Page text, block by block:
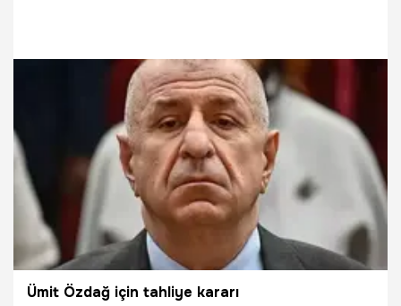
Ankara
Ümit Özdağ için tahliye kararı